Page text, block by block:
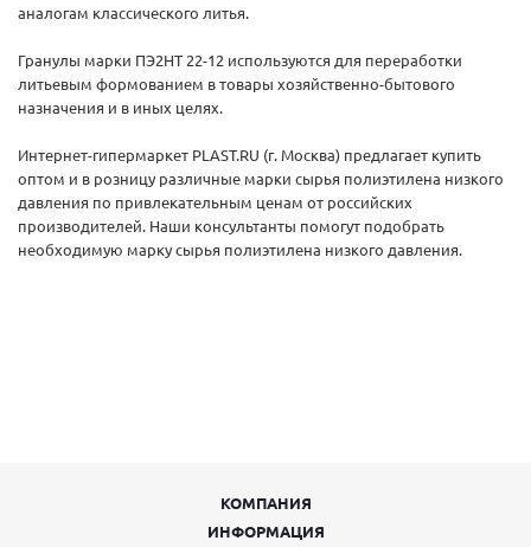
аналогам классического литья.
Гранулы марки ПЭ2НТ 22-12 используются для переработки
литьевым формованием в товары хозяйственно-бытового
назначения и в иных целях.
Интернет-гипермаркет PLAST.RU (г. Москва) предлагает купить
оптом и в розницу различные марки сырья полиэтилена низкого
давления по привлекательным ценам от российских
производителей. Наши консультанты помогут подобрать
необходимую марку сырья полиэтилена низкого давления.
КОМПАНИЯ
ИНФОРМАЦИЯ